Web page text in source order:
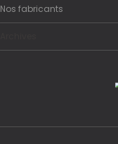
Nos fabricants